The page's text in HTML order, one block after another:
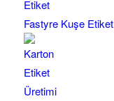
Fastyre Kuşe Etiket